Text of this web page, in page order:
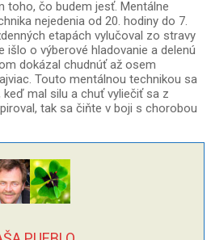
toho, čo budem jesť. Mentálne
nejedenia od 20. hodiny do 7.
etapách vylučoval zo stravy
išlo o výberové hladovanie a delenú
dokázal chudnúť až osem
Touto mentálnou technikou sa
mal silu a chuť vyliečiť sa z
tak sa čiňte v boji s chorobou